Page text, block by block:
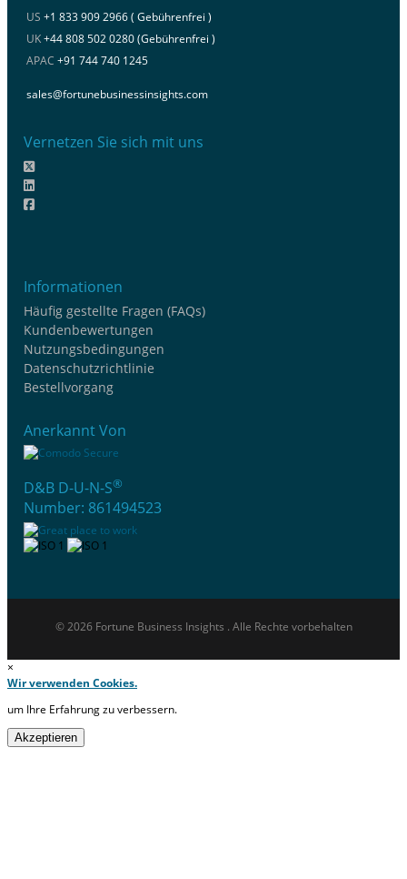
US +1 833 909 2966 ( Gebührenfrei )
UK+44 808 502 0280 (Gebührenfrei )
APAC +91 744 740 1245
sales@fortunebusinessinsights.com
Vernetzen Sie sich mit uns
Informationen
Häufig gestellte Fragen (FAQs)
Kundenbewertungen
Nutzungsbedingungen
Datenschutzrichtlinie
Bestellvorgang
Anerkannt Von
D&B D-U-N-S®
Number: 861494523
© 2026 Fortune Business Insights . Alle Rechte vorbehalten
×
Wir verwenden Cookies.
um Ihre Erfahrung zu verbessern.
Akzeptieren